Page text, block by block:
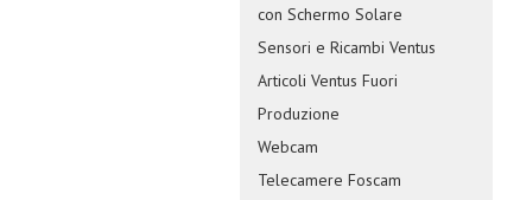
con Schermo Solare
Sensori e Ricambi Ventus
Articoli Ventus Fuori
Produzione
Webcam
Telecamere Foscam